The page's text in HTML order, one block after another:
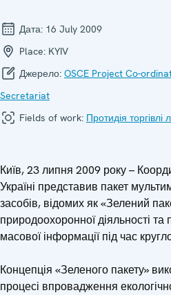
Дата: 16 July 2009
Place: KYIV
Джерело: OSCE Project Co-
Secretariat
Fields of work: Протидія
Київ, 23 липня 2009 року –
Україні представив пакет
засобів, відомих як «Зелений
природоохоронної діяльності
масової інформації під час
Концепція «Зеленого пакету»
процесі впровадження